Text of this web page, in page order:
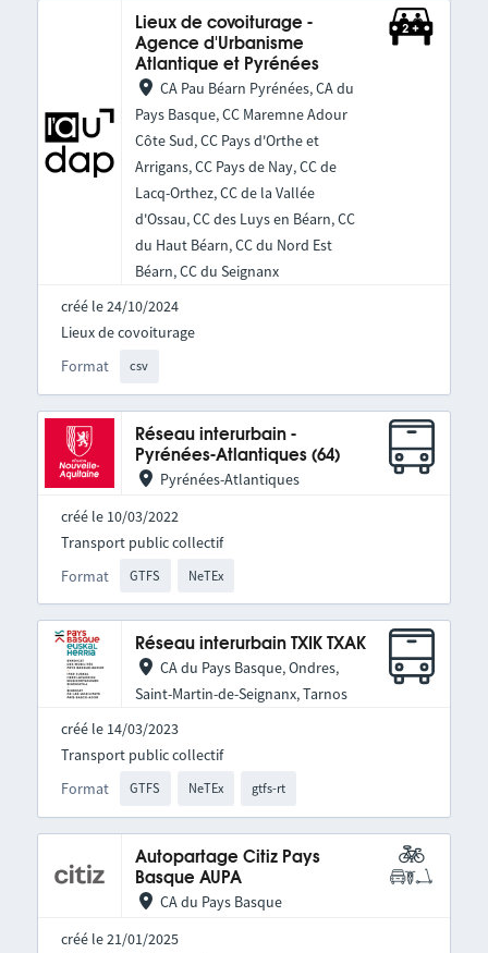
Lieux de covoiturage -
Agence d'Urbanisme
Atlantique et Pyrénées
CA Pau Béarn Pyrénées, CA du
Pays Basque, CC Maremne Adour
Côte Sud, CC Pays d'Orthe et
Arrigans, CC Pays de Nay, CC de
Lacq-Orthez, CC de la Vallée
d'Ossau, CC des Luys en Béarn, CC
du Haut Béarn, CC du Nord Est
Béarn, CC du Seignanx
créé le 24/10/2024
Format csv
Lieux de covoiturage
Réseau interurbain -
Pyrénées-Atlantiques (64)
Pyrénées-Atlantiques
créé le 10/03/2022
Format GTFS NeTEx
Transport public collectif
Réseau interurbain TXIK TXAK
CA du Pays Basque, Ondres,
Saint-Martin-de-Seignanx, Tarnos
créé le 14/03/2023
Format GTFS NeTEx gtfs-rt
Transport public collectif
Autopartage Citiz Pays
Basque AUPA
CA du Pays Basque
créé le 21/01/2025